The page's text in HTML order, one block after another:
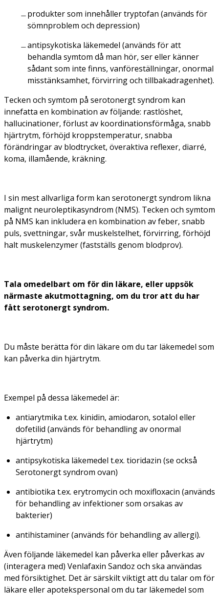
produkter som innehåller tryptofan (används för
sömnproblem och depression)
antipsykotiska läkemedel (används för att
behandla symtom då man hör, ser eller känner
sådant som inte finns, vanföreställningar, onormal
misstänksamhet, förvirring och tillbakadragenhet).
Tecken och symtom på serotonergt syndrom kan
innefatta en kombination av följande: rastlöshet,
hallucinationer, förlust av koordinationsförmåga, snabb
hjärtrytm, förhöjd kroppstemperatur, snabba
förändringar av blodtrycket, överaktiva reflexer, diarré,
koma, illamående, kräkning.
I sin mest allvarliga form kan serotonergt syndrom likna
malignt neuroleptikasyndrom (NMS). Tecken och symtom
på NMS kan inkludera en kombination av feber, snabb
puls, svettningar, svår muskelstelhet, förvirring, förhöjd
halt muskelenzymer (fastställs genom blodprov).
Tala omedelbart om för din läkare, eller uppsök
närmaste akutmottagning, om du tror att du har
fått serotonergt syndrom.
Du måste berätta för din läkare om du tar läkemedel som
kan påverka din hjärtrytm.
Exempel på dessa läkemedel är:
antiarytmika t.ex. kinidin, amiodaron, sotalol eller
dofetilid (används för behandling av onormal
hjärtrytm)
antipsykotiska läkemedel t.ex. tioridazin (se också
Serotonergt syndrom ovan)
antibiotika t.ex. erytromycin och moxifloxacin (används
för behandling av infektioner som orsakas av
bakterier)
antihistaminer (används för behandling av allergi).
Även följande läkemedel kan påverka eller påverkas av
(interagera med) Venlafaxin Sandoz och ska användas
med försiktighet. Det är särskilt viktigt att du talar om för
läkare eller apotekspersonal om du tar läkemedel som